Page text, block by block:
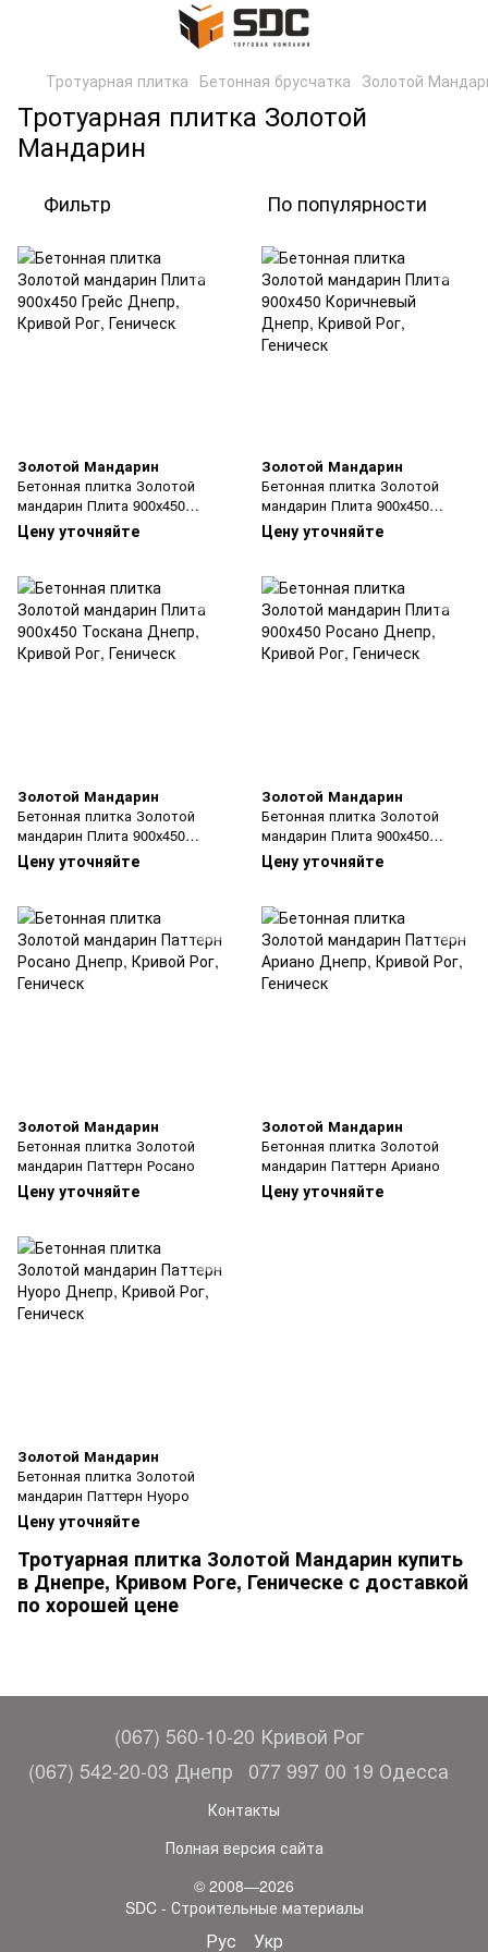
Тротуарная плитка Бетонная брусчатка Золотой
Тротуарная плитка Золотой
Мандарин
Фильтр По популярности
Золотой Мандарин
Бетонная плитка Золотой
мандарин Плита 900х450
Грейс
Цену уточняйте
Золотой Мандарин
Бетонная плитка Золотой
мандарин Плита 900х450
Коричневый
Цену уточняйте
Золотой Мандарин
Бетонная плитка Золотой
мандарин Плита 900х450
Тоскана
Цену уточняйте
Золотой Мандарин
Бетонная плитка Золотой
мандарин Плита 900х450
Росано
Цену уточняйте
Золотой Мандарин
Бетонная плитка Золотой
мандарин Паттерн Росано
Цену уточняйте
Золотой Мандарин
Бетонная плитка Золотой
мандарин Паттерн Ариано
Цену уточняйте
Золотой Мандарин
Бетонная плитка Золотой
мандарин Паттерн Нуоро
Цену уточняйте
Тротуарная плитка Золотой Мандарин купить
в Днепре, Кривом Роге, Геническе с доставкой
по хорошей цене
(067) 560-10-20 Кривой Рог
(067) 542-20-03 Днепр
077 997 00 19 Одесса
Контакты
Полная версия сайта
© 2008—2026
SDC - Строительные материалы
Рус Укр